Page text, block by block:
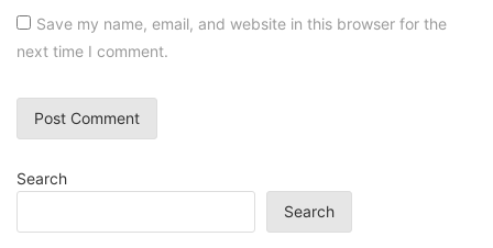
Save my name, email, and website in this browser for the
next time I comment.
Search
Search